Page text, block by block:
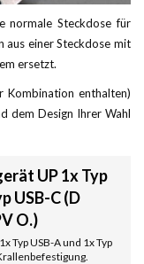
normale Steckdose für
aus einer Steckdose mit
ersetzt.
Kombination enthalten)
dem Design Ihrer Wahl
UP 1x Typ
USB-C (D
O.)
Typ USB-A und 1x Typ